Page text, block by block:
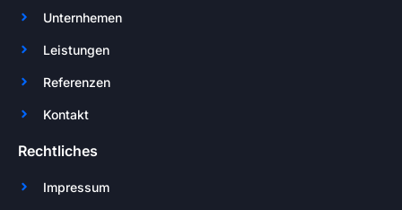
Unternhemen
Leistungen
Referenzen
Kontakt
Rechtliches
Impressum